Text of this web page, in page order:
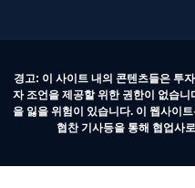
경고: 이 사이트 내의 콘텐츠들은 투
자 조언을 제공할 위한 권한이 없습
을 잃을 위험이 있습니다. 이 웹사이
협찬 기사등을 통해 협업사